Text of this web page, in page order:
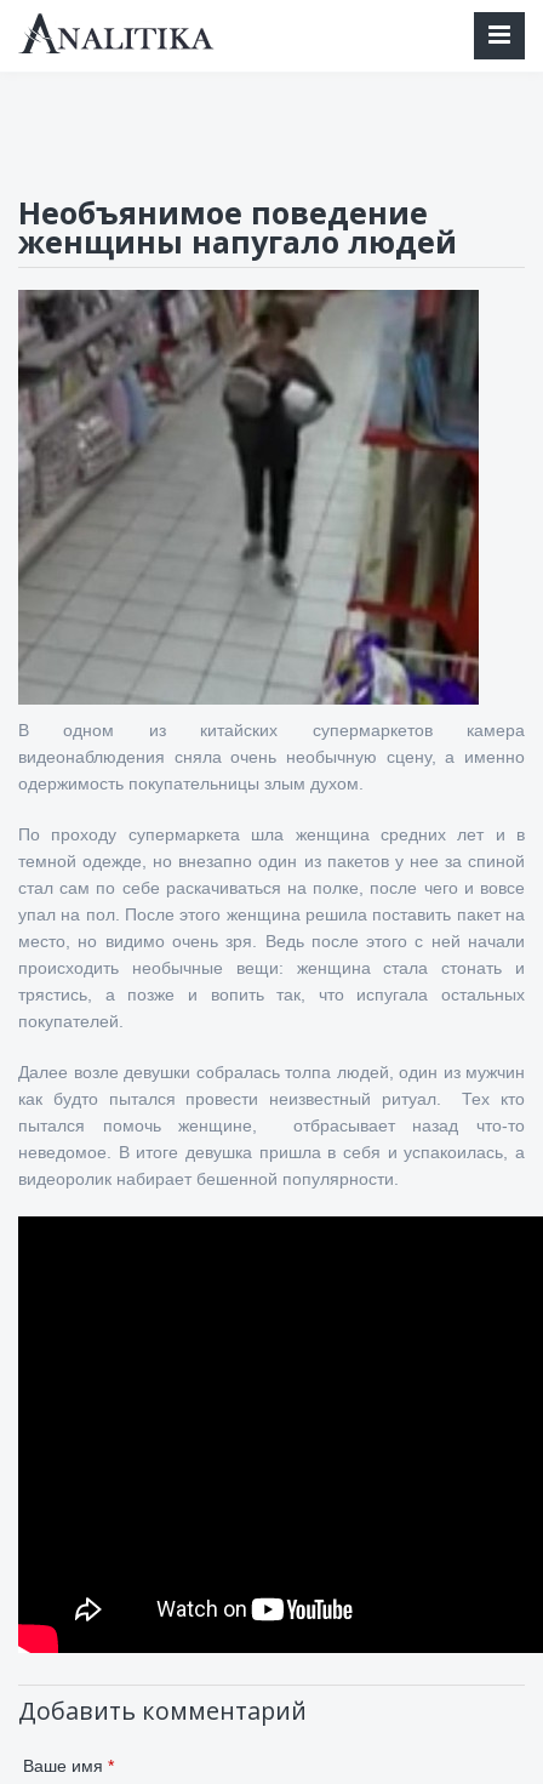
mail@analitika.net
Необъянимое поведение
женщины напугало людей
В одном из китайских супермаркетов камера
видеонаблюдения сняла очень необычную сцену, а именно
одержимость покупательницы злым духом.
По проходу супермаркета шла женщина средних лет и в
темной одежде, но внезапно один из пакетов у нее за спиной
стал сам по себе раскачиваться на полке, после чего и вовсе
упал на пол. После этого женщина решила поставить пакет на
место, но видимо очень зря. Ведь после этого с ней начали
происходить необычные вещи: женщина стала стонать и
трястись, а позже и вопить так, что испугала остальных
покупателей.
Далее возле девушки собралась толпа людей, один из мужчин
как будто пытался провести неизвестный ритуал. Тех кто
пытался помочь женщине, отбрасывает назад что-то
неведомое. В итоге девушка пришла в себя и успакоилась, а
видеоролик набирает бешенной популярности.
Добавить комментарий
Ваше имя *